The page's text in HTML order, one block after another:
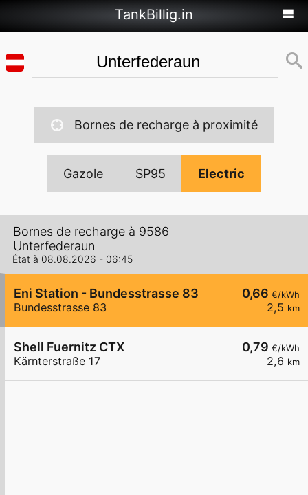
TankBillig.in
Bornes de recharge à proximité
Gazole SP95 Electric
Bornes de recharge à 9586
Unterfederaun
État à 08.08.2026 - 06:45
0,66 €/kWh
2,5 km
Eni Station - Bundesstrasse 83
Bundesstrasse 83
0,79 €/kWh
2,6 km
Shell Fuernitz CTX
Kärnterstraße 17